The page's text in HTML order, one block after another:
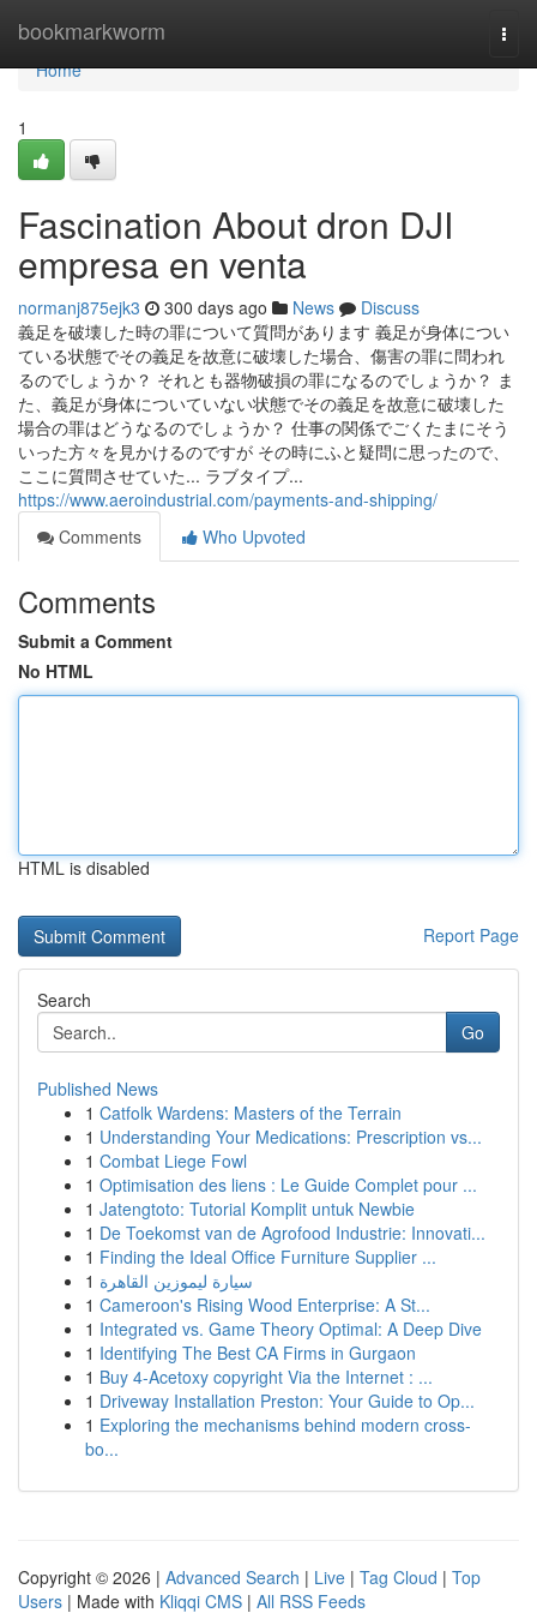
bookmarkworm
Home
Home
1
Fascination About dron DJI
empresa en venta
normanj875ejk3 300 days ago News
Discuss
義足を破壊した時の罪について質問があります 義足が身体につい
ている状態でその義足を故意に破壊した場合、傷害の罪に問われ
るのでしょうか？ それとも器物破損の罪になるのでしょうか？ ま
た、義足が身体についていない状態でその義足を故意に破壊した
場合の罪はどうなるのでしょうか？ 仕事の関係でごくたまにそう
いった方々を見かけるのですが その時にふと疑問に思ったので、
ここに質問させていた... ラブタイプ...
https://www.aeroindustrial.com/payments-and-shipping/
Comments
Who Upvoted
Comments
Submit a Comment
No HTML
HTML is disabled
Report Page
Search
Go
Published News
1 Catfolk Wardens: Masters of the Terrain
1 Understanding Your Medications: Prescription vs...
1 Combat Liege Fowl
1 Optimisation des liens : Le Guide Complet pour ...
1 Jatengtoto: Tutorial Komplit untuk Newbie
1 De Toekomst van de Agrofood Industrie: Innovati...
1 Finding the Ideal Office Furniture Supplier ...
1 سيارة ليموزين القاهرة
1 Cameroon's Rising Wood Enterprise: A St...
1 Integrated vs. Game Theory Optimal: A Deep Dive
1 Identifying The Best CA Firms in Gurgaon
1 Buy 4-Acetoxy copyright Via the Internet : ...
1 Driveway Installation Preston: Your Guide to Op...
1 Exploring the mechanisms behind modern cross-
bo...
Copyright © 2026 | Advanced Search | Live | Tag Cloud | Top
Users | Made with Kliqqi CMS | All RSS Feeds